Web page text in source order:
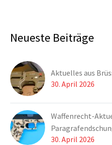
Neueste Beiträge
Aktuelles aus
30. April 2026
Waffenrecht-
30. April 2026